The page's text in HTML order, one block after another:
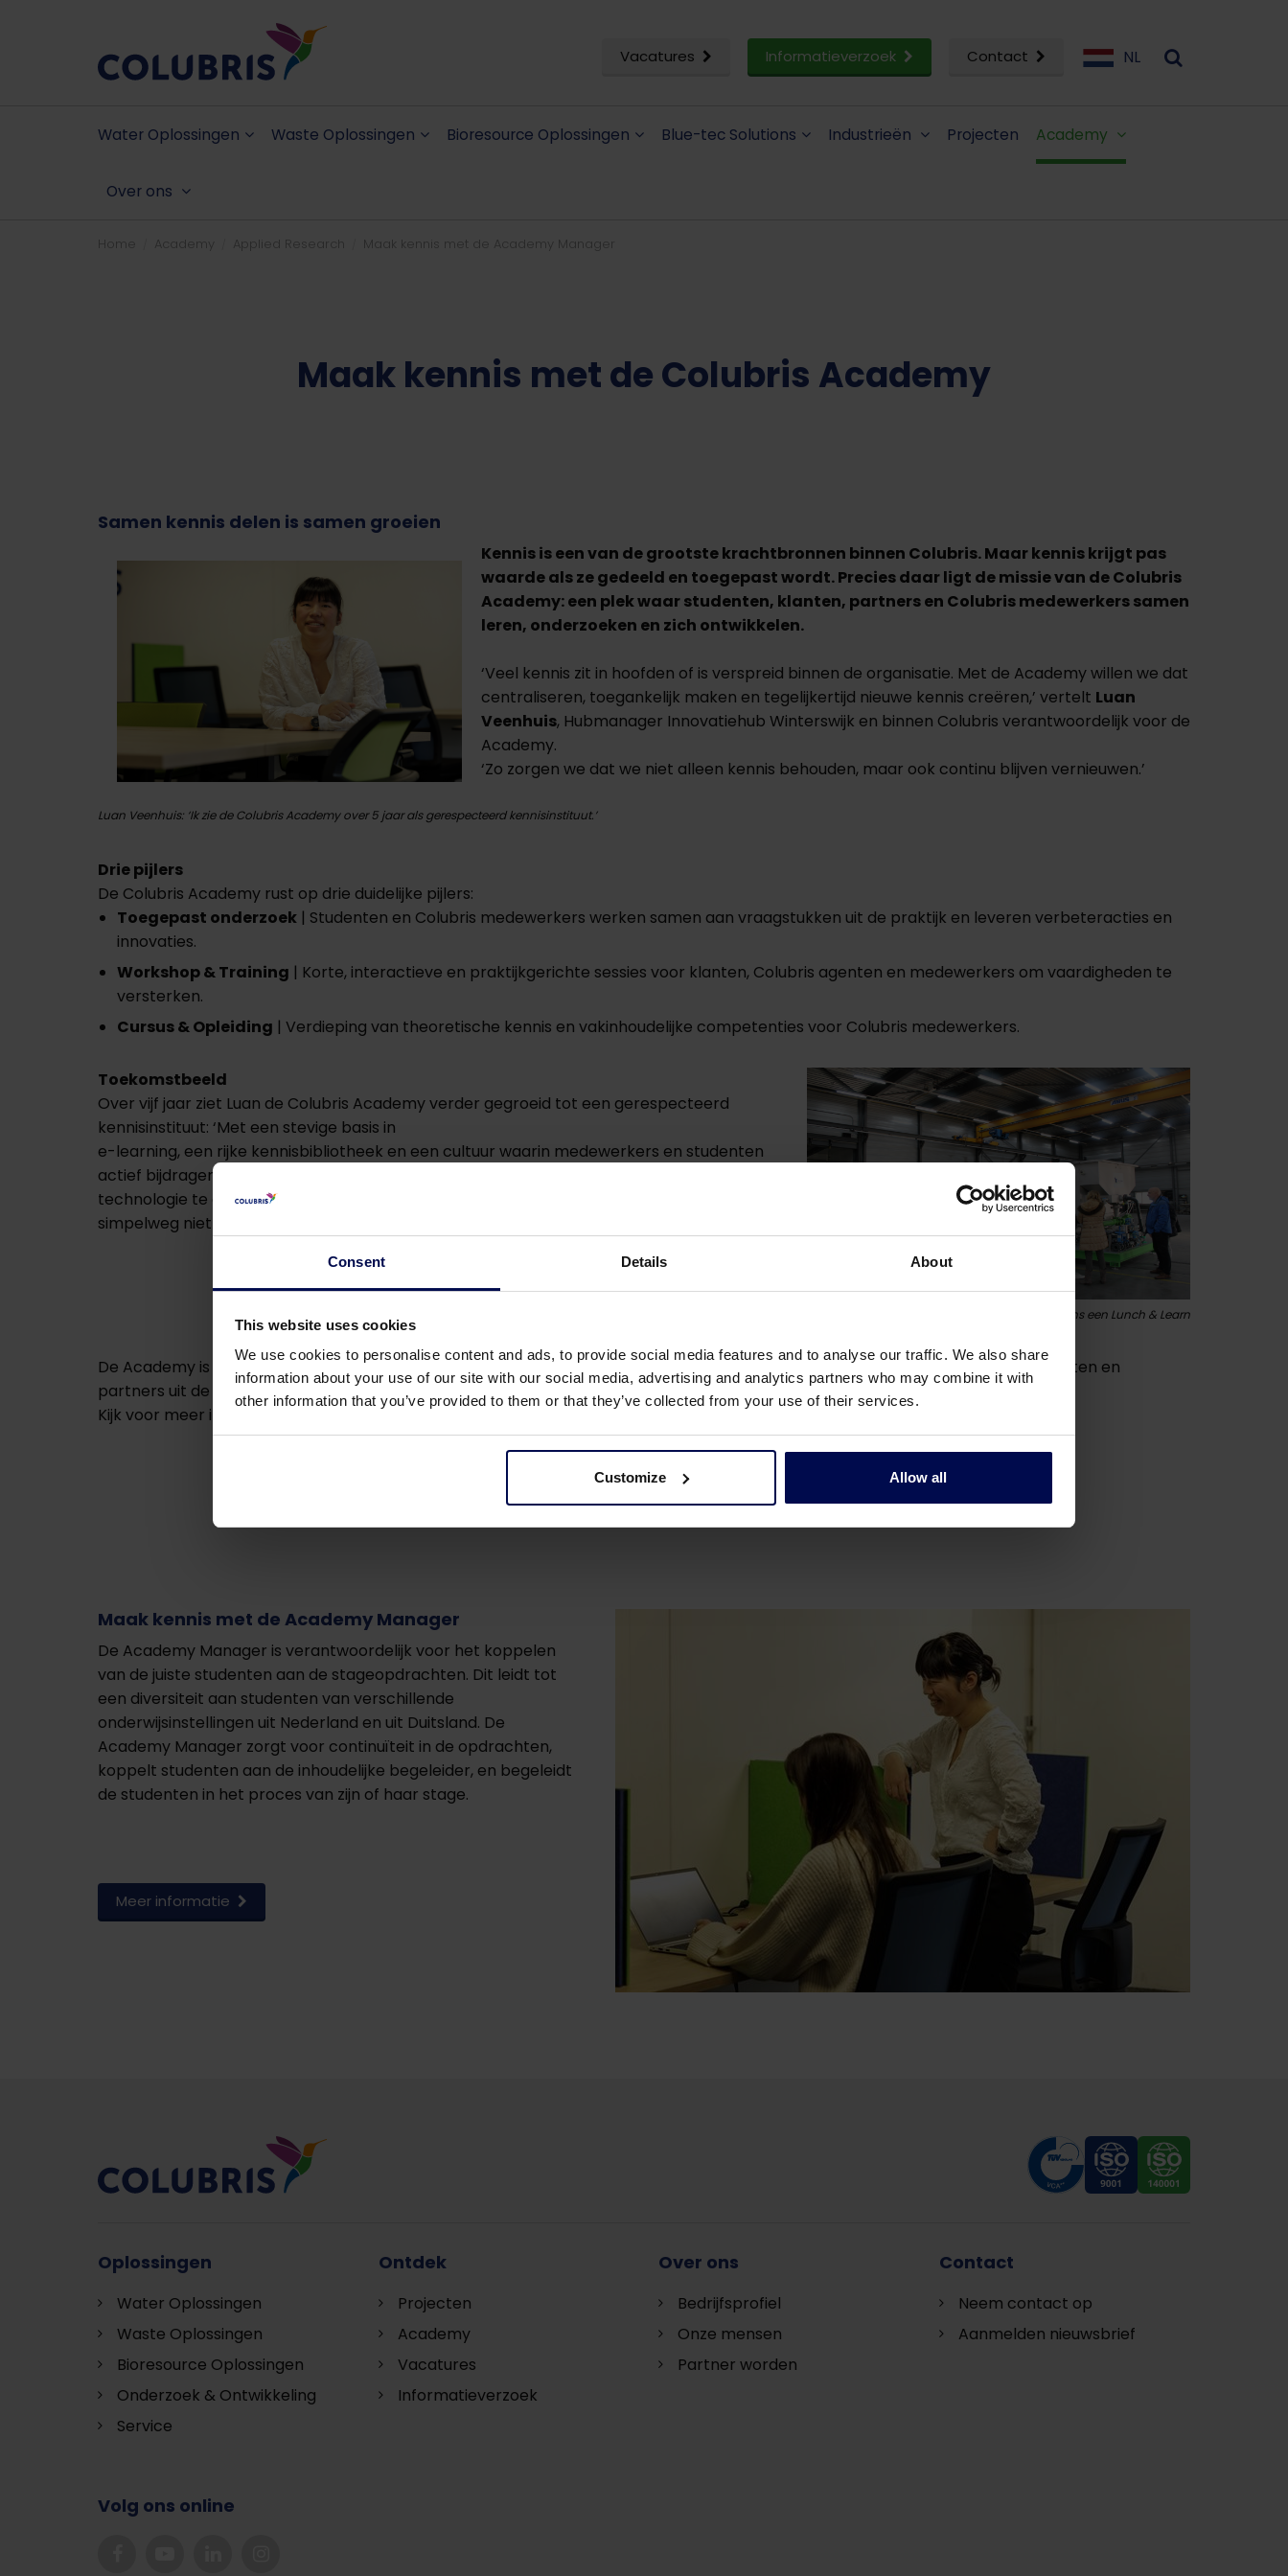
Consent Details About
This website uses cookies
We use cookies to personalise content and ads, to provide social media features and to analyse our traffic. We also share
information about your use of our site with our social media, advertising and analytics partners who may combine it with
other information that you’ve provided to them or that they’ve collected from your use of their services.
Customize Allow all
Vacatures Informatieverzoek Contact NL
Water Oplossingen Waste Oplossingen Bioresource Oplossingen Blue-tec Solutions Industrieën Projecten Academy
Over ons
Home Academy Applied Research Maak kennis met de Academy Manager
Maak kennis met de Colubris Academy
Samen kennis delen is samen groeien
Kennis is een van de grootste krachtbronnen binnen Colubris. Maar kennis krijgt pas
waarde als ze gedeeld en toegepast wordt. Precies daar ligt de missie van de Colubris
Academy: een plek waar studenten, klanten, partners en Colubris medewerkers samen
leren, onderzoeken en zich ontwikkelen.
‘Veel kennis zit in hoofden of is verspreid binnen de organisatie. Met de Academy willen we dat
centraliseren, toegankelijk maken en tegelijkertijd nieuwe kennis creëren,’ vertelt Luan
Veenhuis, Hubmanager Innovatiehub Winterswijk en binnen Colubris verantwoordelijk voor de
Academy.
‘Zo zorgen we dat we niet alleen kennis behouden, maar ook continu blijven vernieuwen.’
Luan Veenhuis: ‘Ik zie de Colubris Academy over 5 jaar als gerespecteerd kennisinstituut.’
Drie pijlers
De Colubris Academy rust op drie duidelijke pijlers:
Toegepast onderzoek | Studenten en Colubris medewerkers werken samen aan vraagstukken uit de praktijk en leveren verbeteracties en
innovaties.
Workshop & Training | Korte, interactieve en praktijkgerichte sessies voor klanten, Colubris agenten en medewerkers om vaardigheden te
versterken.
Cursus & Opleiding | Verdieping van theoretische kennis en vakinhoudelijke competenties voor Colubris medewerkers.
Toekomstbeeld
Over vijf jaar ziet Luan de Colubris Academy verder gegroeid tot een gerespecteerd
kennisinstituut: ‘Met een stevige basis in
e-learning, een rijke kennisbibliotheek en een cultuur waarin medewerkers en studenten
actief bijdragen aan oplossingen voor een meer circulaire wereld. Niet alleen door nieuwe
technologie te ontwikkelen, maar ook door ervaringen en inzichten te delen. Kennis mag
simpelweg niet verloren gaan, maar moet juist anderen inspireren.’
Medewerkers krijgen uitleg over een innovatie tijdens een Lunch & Learn
De Academy is stevig ingebed in de Innovatiehub Winterswijk-Lichtenvoorde en werkt samen met MBO’s, hogescholen, universiteiten en
partners uit de regio. Studenten doen er praktijkervaring op en dragen bij aan innovatie.
Kijk voor meer informatie over de overkoepelende Innovatiehub op
innovatiehub.com
Maak kennis met de Academy Manager
De Academy Manager is verantwoordelijk voor het koppelen
van de juiste studenten aan de stageopdrachten. Dit leidt tot
een diversiteit aan studenten van verschillende
onderwijsinstellingen uit Nederland en uit Duitsland. De
Academy Manager zorgt voor continuïteit in de opdrachten,
koppelt studenten aan de inhoudelijke begeleider, en begeleidt
de studenten in het proces van zijn of haar stage.
Meer informatie
Oplossingen
Water Oplossingen
Waste Oplossingen
Bioresource Oplossingen
Onderzoek & Ontwikkeling
Service
Ontdek
Projecten
Academy
Vacatures
Informatieverzoek
Over ons
Bedrijfsprofiel
Onze mensen
Partner worden
Contact
Neem contact op
Aanmelden nieuwsbrief
Volg ons online